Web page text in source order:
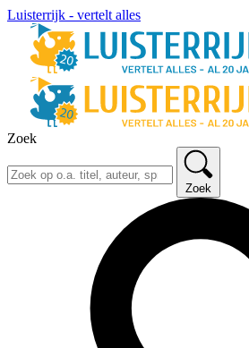
Luisterrijk - vertelt alles
Zoek
Zoek